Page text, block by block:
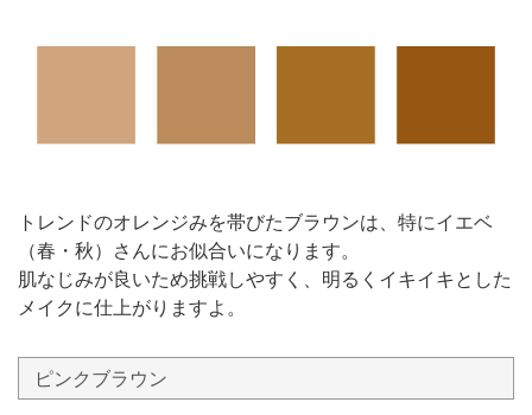
トレンドのオレンジみを帯びたブラウンは、特にイエベ
（春・秋）さんにお似合いになります。
肌なじみが良いため挑戦しやすく、明るくイキイキとした
メイクに仕上がりますよ。
ピンクブラウン